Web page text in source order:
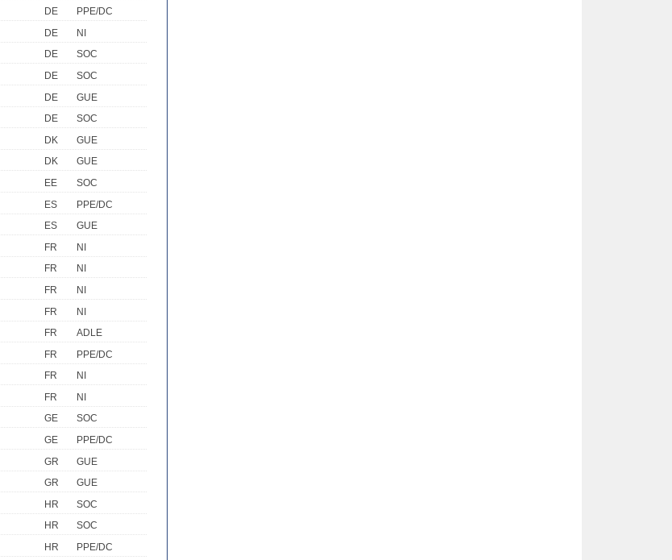
DE
PPE/DC
DE
NI
DE
SOC
DE
SOC
DE
GUE
DE
SOC
DK
GUE
DK
GUE
EE
SOC
ES
PPE/DC
ES
GUE
FR
NI
FR
NI
FR
NI
FR
NI
FR
ADLE
FR
PPE/DC
FR
NI
FR
NI
GE
SOC
GE
PPE/DC
GR
GUE
GR
GUE
HR
SOC
HR
SOC
HR
PPE/DC